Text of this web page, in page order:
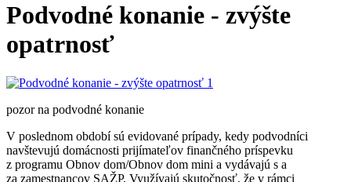
Podvodné konanie - zvýšte
opatrnosť
pozor na podvodné konanie
V poslednom období sú evidované prípady, kedy podvodníci
navštevujú domácnosti prijímateľov finančného príspevku
z programu Obnov dom/Obnov dom mini a vydávajú s a
za zamestnancov SAŽP. Využívajú skutočnosť, že v rámci